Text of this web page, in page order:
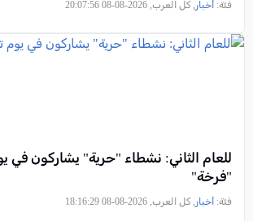
فئة: أخبار , كل العرب, 2026-08-08 20:07:56
للعام الثاني: نشطاء "حرية" يشاركون في
"فرخة"
فئة: أخبار , كل العرب, 2026-08-08 18:16:29